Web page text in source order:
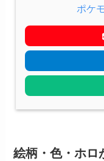
ポケ
絵柄・色・ホロ